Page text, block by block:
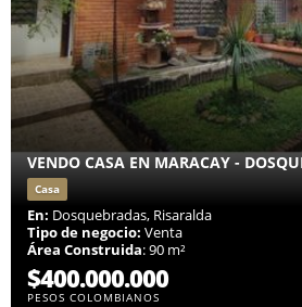
VENDO CASA EN MARACAY -
Casa
En: Dosquebradas, Risaralda
Tipo de negocio: Venta
Área Construida: 90 m²
$400.000.000
PESOS COLOMBIANOS